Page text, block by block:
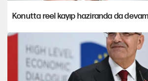
Konutta reel kayıp haziranda da